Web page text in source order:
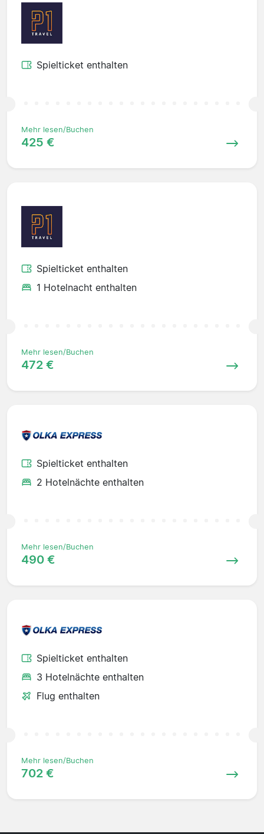
Spielticket enthalten
Mehr lesen/Buchen
425 €
Spielticket enthalten
1 Hotelnacht enthalten
Mehr lesen/Buchen
472 €
Spielticket enthalten
2 Hotelnächte enthalten
Mehr lesen/Buchen
490 €
Spielticket enthalten
3 Hotelnächte enthalten
Flug enthalten
Mehr lesen/Buchen
702 €